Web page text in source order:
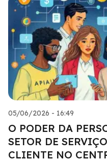
05/06/2026 - 16:49
O PODER DA
SETOR DE
CLIENTE NO